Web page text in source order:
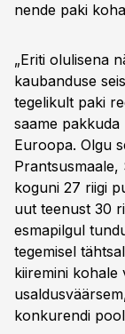
nende paki
„Eriti olulisena
kaubanduse
tegelikult paki
saame
Euroopa. Olgu
Prantsusmaale,
koguni 27 riigi
uut teenust 30
esmapilgul
tegemisel
kiiremini kohale
konkurendi